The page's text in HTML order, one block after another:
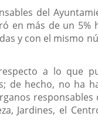
del
en más de un 5%
y con el mismo
a lo que
de hecho, no ha
responsables
Jardines, el